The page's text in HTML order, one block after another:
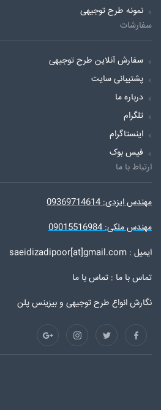
نمونه طرح توجیهی
سفارشات
سفارش آنلاین طرح توجیهی
پشتیبانی سایت
درباره ما
تلگرام
اینستاگرام
فیس بوک
ارتباط با ما
مهندس ایزدی: 09369714614
مهندس ملکی: 09015516984
ایمیل : saeidizadipoor[at]gmail.com
تماس با ما : تماس با ما
نگارش انواع طرح توجیهی و بیزینس پلن